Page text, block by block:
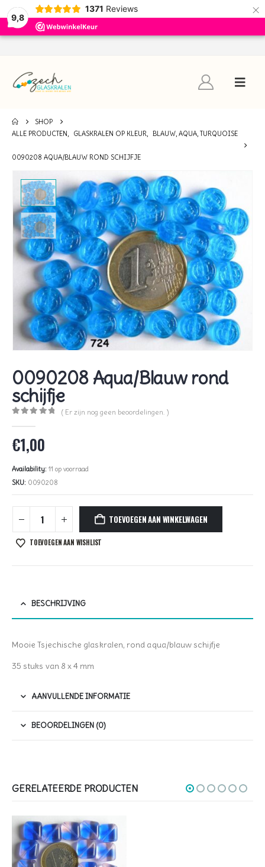
9,8
1371 Reviews ×
SHOP
ALLE PRODUCTEN, GLASKRALEN OP KLEUR, BLAUW, AQUA, TURQUOISE
0090208 AQUA/BLAUW ROND SCHIJFJE
0090208 Aqua/Blauw rond
schijfje
( Er zijn nog geen beoordelingen. )
€1,00
Availability: 11 op voorraad
SKU: 0090208
TOEVOEGEN AAN WINKELWAGEN
TOEVOEGEN AAN WISHLIST
BESCHRIJVING
Mooie Tsjechische glaskralen, rond aqua/blauw schijfje
35 stuks van 8 x 4 mm
AANVULLENDE INFORMATIE
BEOORDELINGEN (0)
GERELATEERDE PRODUCTEN